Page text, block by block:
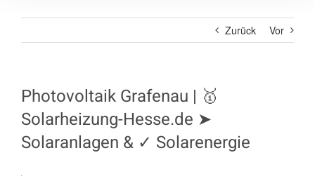
Zurück Vor
Photovoltaik Grafenau | 🥇
Solarheizung-Hesse.de ➤
Solaranlagen & ✓ Solarenergie